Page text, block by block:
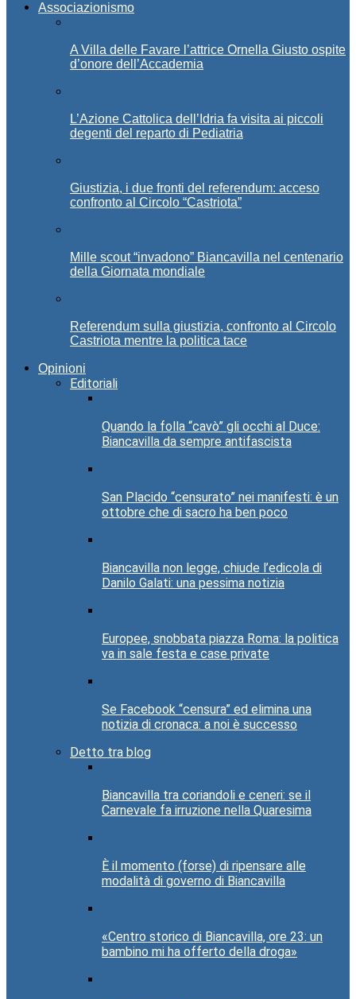
Associazionismo
A Villa delle Favare l’attrice Ornella Giusto ospite
d’onore dell’Accademia
L’Azione Cattolica dell’Idria fa visita ai piccoli
degenti del reparto di Pediatria
Giustizia, i due fronti del referendum: acceso
confronto al Circolo “Castriota”
Mille scout “invadono” Biancavilla nel centenario
della Giornata mondiale
Referendum sulla giustizia, confronto al Circolo
Castriota mentre la politica tace
Opinioni
Editoriali
Quando la folla “cavò” gli occhi al Duce:
Biancavilla da sempre antifascista
San Placido “censurato” nei manifesti: è un
ottobre che di sacro ha ben poco
Biancavilla non legge, chiude l’edicola di
Danilo Galati: una pessima notizia
Europee, snobbata piazza Roma: la politica
va in sale festa e case private
Se Facebook “censura” ed elimina una
notizia di cronaca: a noi è successo
Detto tra blog
Biancavilla tra coriandoli e ceneri: se il
Carnevale fa irruzione nella Quaresima
È il momento (forse) di ripensare alle
modalità di governo di Biancavilla
«Centro storico di Biancavilla, ore 23: un
bambino mi ha offerto della droga»